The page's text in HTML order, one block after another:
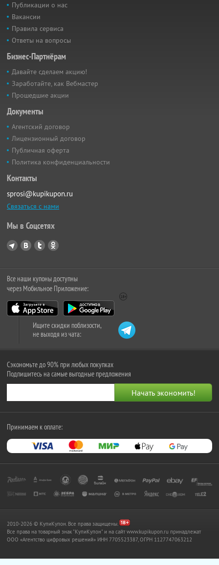
Публикации о нас
Вакансии
Правила сервиса
Ответы на вопросы
Бизнес-Партнёрам
Давайте сделаем акцию!
Заработайте, как Вебмастер
Прошедшие акции
Документы
Агентский договор
Лицензионный договор
Публичная оферта
Политика конфиденциальности
Контакты
sprosi@kupikupon.ru
Связаться с нами
Мы в Соцсетях
Все наши купоны доступны
через Мобильное Приложение:
Ищите скидки поблизости,
не выходя из чата:
Сэкономьте до 90% при любых покупках
Подпишитесь на самые выгодные предложения
Принимаем к оплате:
2010-2026 © КупиКупон. Все права защищены.
Все права на товарный знак "КупиКупон" и на сайт www.kupikupon.ru принадлежат
OOO «Агентство цифровых решений» ИНН 7705523387, ОГРН 1127747063212